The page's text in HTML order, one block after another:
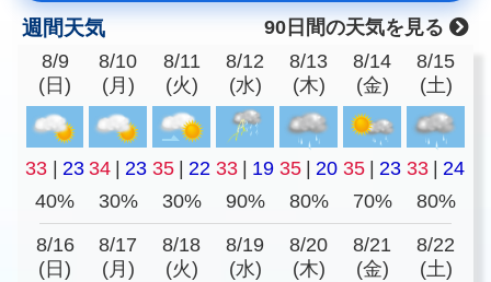
週間天気
90日間の天気を見る
8/9
(日)
8/10
(月)
8/11
(火)
8/12
(水)
8/13
(木)
8/14
(金)
8/15
(土)
33 | 23 34 | 23 35 | 22 33 | 19 35 | 20 35 | 23 33 | 24
40%
30% 30% 90% 80% 70% 80%
8/16
(日)
8/17
(月)
8/18
(火)
8/19
(水)
8/20
(木)
8/21
(金)
8/22
(土)